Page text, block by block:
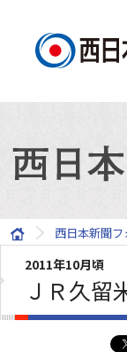
西日本新聞
2011年10月頃
ＪＲ久